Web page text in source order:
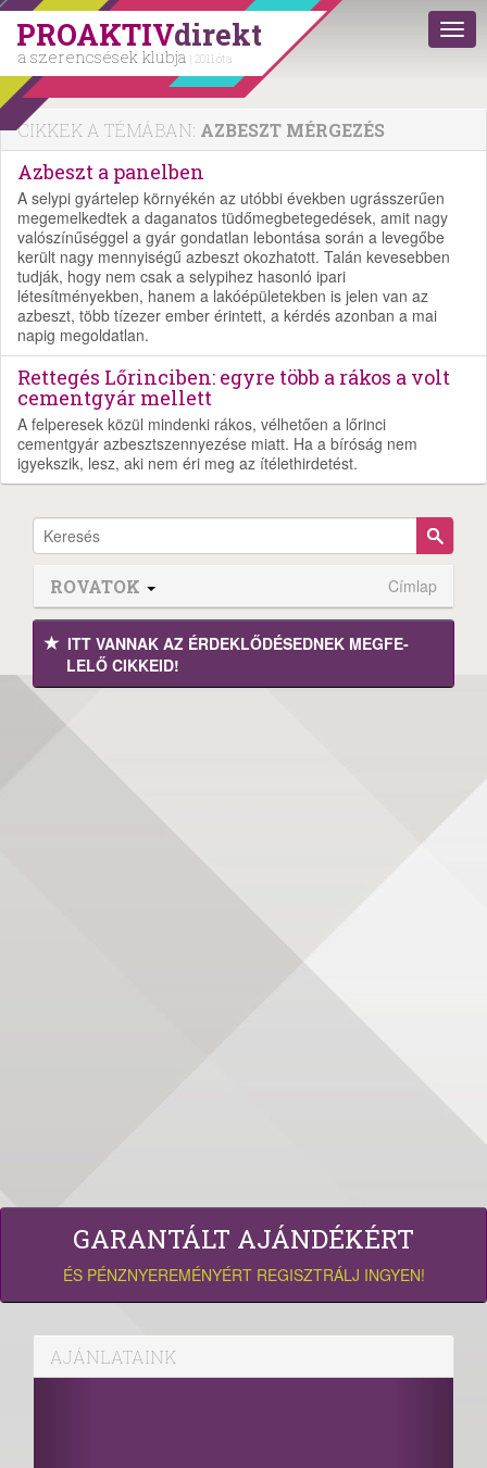
PROAKTIVdirekt
a szerencsések klubja | 2011 óta
CIKKEK A TÉMÁBAN: AZBESZT MÉRGEZÉS
Azbeszt a panelben
A selypi gyártelep környékén az utóbbi években ugrásszerűen
megemelkedtek a daganatos tüdőmegbetegedések, amit nagy
valószínűséggel a gyár gondatlan lebontása során a levegőbe
került nagy mennyiségű azbeszt okozhatott. Talán kevesebben
tudják, hogy nem csak a selypihez hasonló ipari
létesítményekben, hanem a lakóépületekben is jelen van az
azbeszt, több tízezer ember érintett, a kérdés azonban a mai
napig megoldatlan.
Rettegés Lőrinciben: egyre több a rákos a volt
cementgyár mellett
A felperesek közül mindenki rákos, vélhetően a lőrinci
cementgyár azbesztszennyezése miatt. Ha a bíróság nem
igyekszik, lesz, aki nem éri meg az ítélethirdetést.
ROVATOK Címlap
ITT VANNAK AZ ÉRDEK­LŐDÉ­SEDNEK MEGFE­
LELŐ CIKKEID!
GARANTÁLT AJÁNDÉKÉRT
ÉS PÉNZNYEREMÉNYÉRT REGISZTRÁLJ INGYEN!
AJÁNLATAINK